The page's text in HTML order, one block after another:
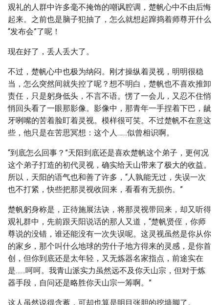
观礼的人群中许多毫不掩饰的嘲讽腔调，楚帆心中不由后悔
起来。之前也是脑子犯抽了，怎么就想起蹿捣着师尊开什么
“发布会”了呢！
现在好了，丢人丢大了。
不过，楚帆心中也极为纳闷。刚才操纵着灵视，明明很稳
当，怎么突然间就失控了呢？想不明白，楚帆也不喜欢推卸
责任，只是躬身低头，不言不语。愣了一会儿，又忍不住悄
悄回头看了一眼那影像。影像中，那青年一手捏着下巴，龇
牙咧嘴的苦着脸盯着灵视。模样很可笑。不过楚帆不在意这
些，他只是在苦思冥想：这个人……似曾相识啊。
“到底怎么回事？”天阳到底还是喜欢楚帆这个弟子，更何况
这个弟子打造的初代灵视，确实给天山带来了极大的收益。
所以，天阳的语气也和善了许多，“人孰能无过，失误一次
也不打紧，快些把那灵视收回来，看看有无损伤。”
楚帆躬身称是，正待施展法诀，将那灵视带回来，却又听得
观礼群中，先前跟天阳说话的那人又道，“楚帆贤侄，你师
尊说的没错，谁还能没有一次失误呢。这灵视虽然是你从你
的家乡，那个叫什么地球的劳什子地方得来的灵感，是你首
创，但你到底还是太年轻，又无炼器名家指点，前途实在
是……呵呵。我青山派实力虽然远不及你天山宗，但对于炼
器手段，自问还是略胜你天山宗一筹啊。”
这人虽然说得含蓄，可却也算是明目张胆的挖墙脚了。